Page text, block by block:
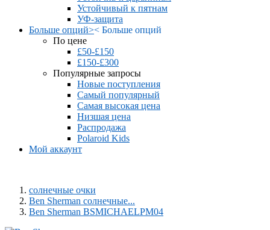
Устойчивый к пятнам
УФ-защита
Больше опций>< Больше опций
По цене
£50-£150
£150-£300
Популярные запросы
Новые поступления
Самый популярный
Самая высокая цена
Низшая цена
Распродажа
Polaroid Kids
Мой аккаунт
солнечные очки
Ben Sherman солнечные...
Ben Sherman BSMICHAELPM04